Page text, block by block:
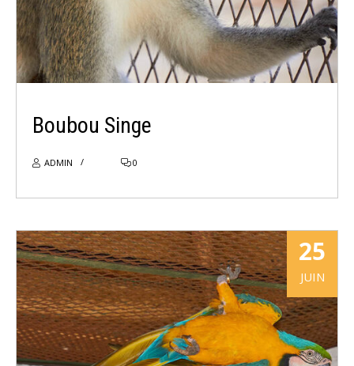
Boubou Singe
ADMIN 0
25
JUIN